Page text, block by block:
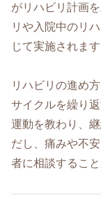
がリハビリ計画
リや入院中のリ
じて実施されます
リハビリの進め
サイクルを繰り
運動を教わり、
だし、痛みや不
者に相談するこ